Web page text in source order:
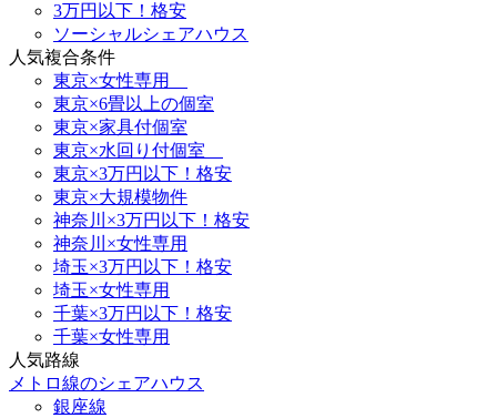
3万円以下！格安
ソーシャルシェアハウス
人気複合条件
東京×女性専用
東京×6畳以上の個室
東京×家具付個室
東京×水回り付個室
東京×3万円以下！格安
東京×大規模物件
神奈川×3万円以下！格安
神奈川×女性専用
埼玉×3万円以下！格安
埼玉×女性専用
千葉×3万円以下！格安
千葉×女性専用
人気路線
メトロ線のシェアハウス
銀座線